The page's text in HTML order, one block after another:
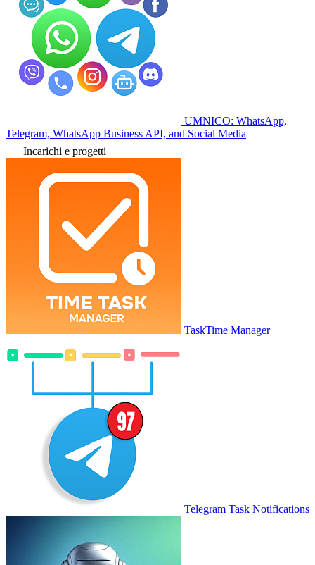
UMNICO: WhatsApp,
Telegram, WhatsApp Business API, and Social Media
Incarichi e progetti
TaskTime Manager
Telegram Task Notifications